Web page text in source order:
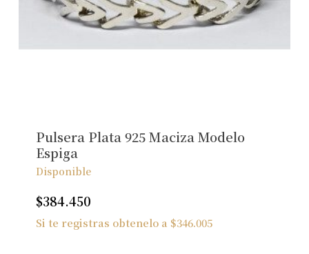
Pulsera Plata 925 Maciza Modelo
Espiga
Disponible
$384.450
Si te registras obtenelo a $346.005